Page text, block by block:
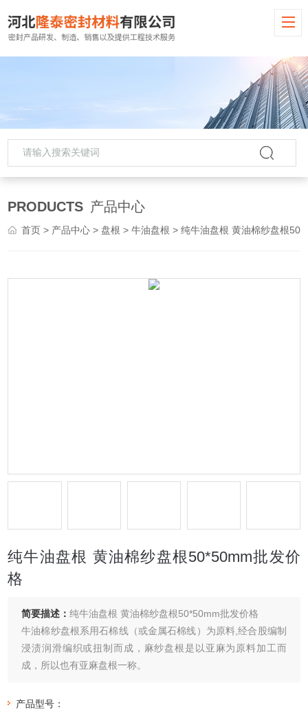
PRODUCTS 产品中心
首页 > 产品中心 > 盘根 >牛油盘根 > 纯牛油盘根 黄油棉纱盘根50*50mm批发价格
纯牛油盘根 黄油棉纱盘根50*50mm批发价
格
简要描述：纯牛油盘根 黄油棉纱盘根50*50mm批发价格
牛油棉纱盘根系用石棉线（或金属石棉线）为原料,经合股编制
浸渍润滑编织或扭制而成，麻纱盘根是以亚麻为原料加工而
成，所以也有亚麻盘根一称。
产品型号：